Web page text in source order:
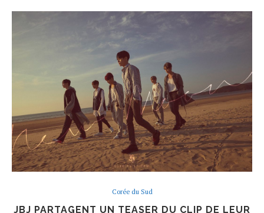
Corée du Sud
JBJ PARTAGENT UN TEASER DU CLIP DE LEUR